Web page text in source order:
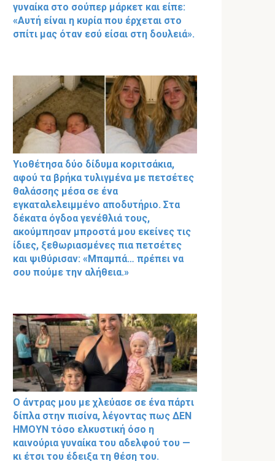
γυναίκα στο σούπερ μάρκετ και είπε:
«Αυτή είναι η κυρία που έρχεται στο
σπίτι μας όταν εσύ είσαι στη δουλειά».
Υιοθέτησα δύο δίδυμα κοριτσάκια,
αφού τα βρήκα τυλιγμένα με πετσέτες
θαλάσσης μέσα σε ένα
εγκαταλελειμμένο αποδυτήριο. Στα
δέκατα όγδοα γενέθλιά τους,
ακούμπησαν μπροστά μου εκείνες τις
ίδιες, ξεθωριασμένες πια πετσέτες
και ψιθύρισαν: «Μπαμπά… πρέπει να
σου πούμε την αλήθεια.»
Ο άντρας μου με χλεύασε σε ένα πάρτι
δίπλα στην πισίνα, λέγοντας πως ΔΕΝ
ΗΜΟΥΝ τόσο ελκυστική όσο η
καινούρια γυναίκα του αδελφού του —
κι έτσι του έδειξα τη θέση του.